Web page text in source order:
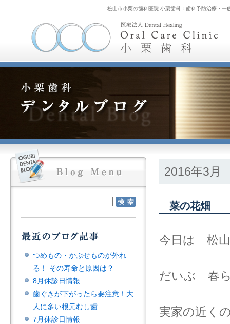
松山市小栗の歯科医院 小栗歯科：歯科予防治療・
2016年3月
菜の花畑
今日は 松山
だいぶ 春
実家の近く
つめもの・かぶせものが外れ
る！ その寿命と原因は？
8月休診日情報
歯ぐきが下がったら要注意！大
人に多い根元むし歯
7月休診日情報